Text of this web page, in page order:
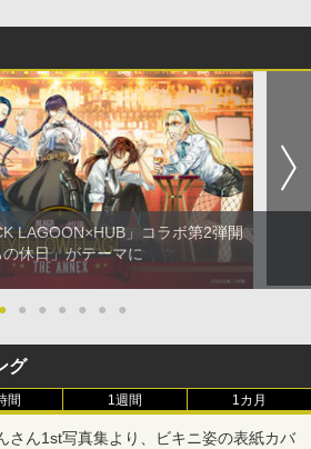
LAGOON×HUB」コラボ第2弾開
休日」がテーマに
● ● ● ● ● ● ●
グ
間 1週間 1カ月
さん1st写真集より、ビキニ姿の表紙カバ